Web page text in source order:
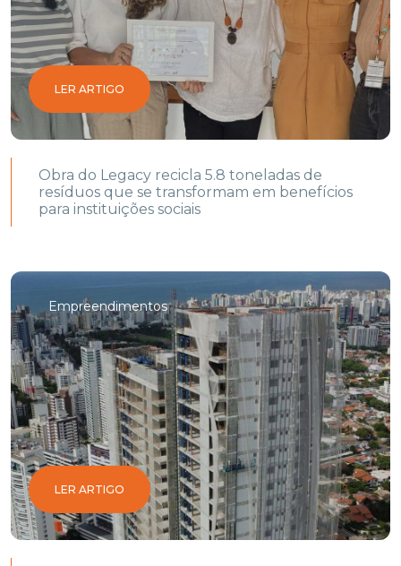
LER ARTIGO
Obra do Legacy recicla 5.8 toneladas de
resíduos que se transformam em benefícios
para instituições sociais
Empreendimentos
LER ARTIGO